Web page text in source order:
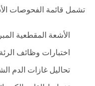
تشمل قائمة الفحوصات
الأشعة المقطعية
اختبارات وظائف
تحاليل غازات الدم